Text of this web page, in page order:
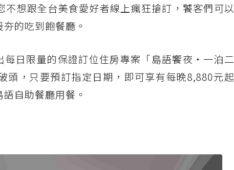
想跟全台美食愛好者線上瘋狂搶訂，饕客們可以
的吃到飽餐廳。
每日限量的保證訂位住房專案「島語饗夜・一泊二
頭，只要預訂指定日期，即可享有每晚8,880元起
自助餐廳用餐。